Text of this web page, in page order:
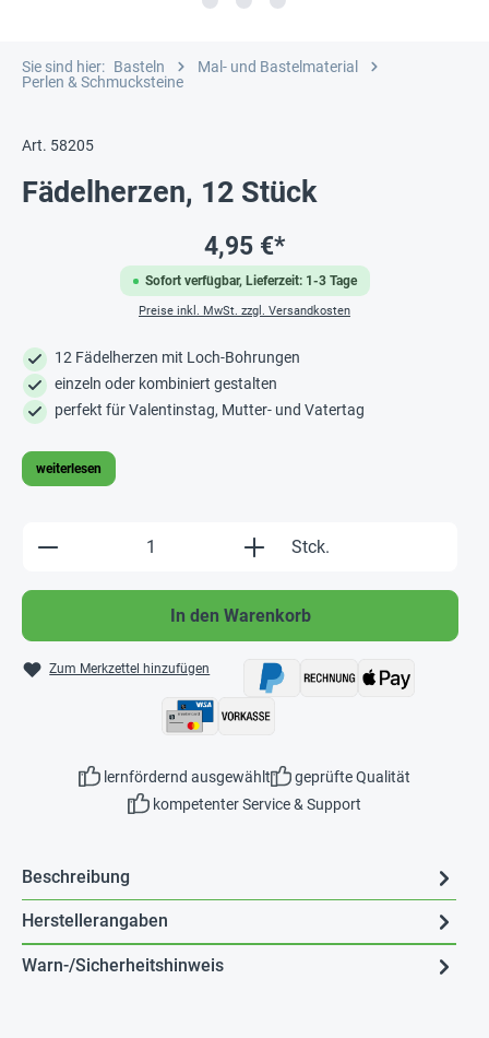
Sie sind hier: Basteln
Mal- und Bastelmaterial
Perlen & Schmucksteine
Art. 58205
Fädelherzen, 12 Stück
Sofort verfügbar, Lieferzeit: 1-3 Tage
4,95 €*
Preise inkl. MwSt. zzgl. Versandkosten
12 Fädelherzen mit Loch-Bohrungen
einzeln oder kombiniert gestalten
perfekt für Valentinstag, Mutter- und Vatertag
weiterlesen
Produkt Anzahl: Gib den gewünschten
Stck.
In den Warenkorb
Zum Merkzettel hinzufügen
lernfördernd ausgewählt
geprüfte Qualität
kompetenter Service & Support
Beschreibung
Herstellerangaben
Warn-/Sicherheitshinweis